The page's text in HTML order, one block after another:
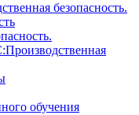
безопасность.
обучения